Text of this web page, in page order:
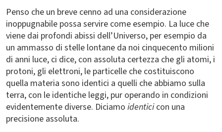
Penso che un breve cenno ad una considerazione
inoppugnabile possa servire come esempio. La luce che
viene dai profondi abissi dell’Universo, per esempio da
un ammasso di stelle lontane da noi cinquecento milioni
di anni luce, ci dice, con assoluta certezza che gli atomi, i
protoni, gli elettroni, le particelle che costituiscono
quella materia sono identici a quelli che abbiamo sulla
terra, con le identiche leggi, pur operando in condizioni
evidentemente diverse. Diciamo identicicon una
precisione assoluta.